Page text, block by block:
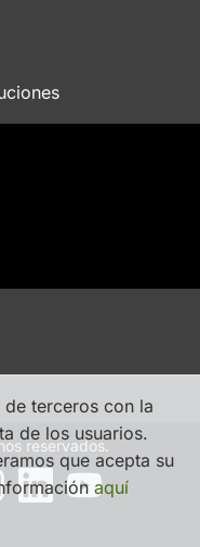
terceros con la
de los usuarios.
que acepta su
aquí
reservados.